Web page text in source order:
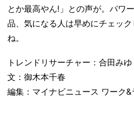
とか最高やん!」との声が。パワ
品、気になる人は早めにチェッ
ね。
トレンドリサーチャー：合田みゆ
文：御木本千春
編集：マイナビニュース ワーク&